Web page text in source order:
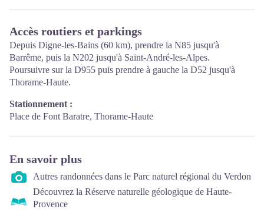
Accès routiers et parkings
Depuis Digne-les-Bains (60 km), prendre la N85 jusqu'à
Barrême, puis la N202 jusqu'à Saint-André-les-Alpes.
Poursuivre sur la D955 puis prendre à gauche la D52 jusqu'à
Thorame-Haute.
Stationnement :
Place de Font Baratre, Thorame-Haute
En savoir plus
Autres randonnées dans le Parc naturel régional du Verdon
Découvrez la Réserve naturelle géologique de Haute-
Provence